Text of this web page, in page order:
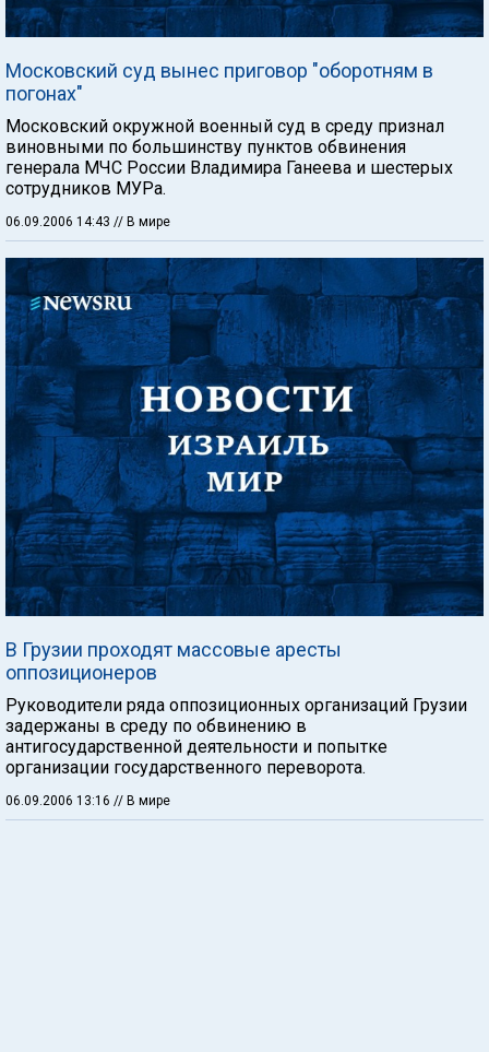
Московский суд вынес приговор "оборотням в
погонах"
Московский окружной военный суд в среду признал
виновными по большинству пунктов обвинения
генерала МЧС России Владимира Ганеева и шестерых
сотрудников МУРа.
06.09.2006 14:43 // В мире
В Грузии проходят массовые аресты
оппозиционеров
Руководители ряда оппозиционных организаций Грузии
задержаны в среду по обвинению в
антигосударственной деятельности и попытке
организации государственного переворота.
06.09.2006 13:16 // В мире